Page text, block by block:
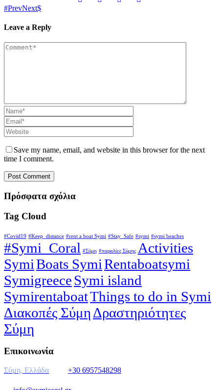
PrevNext
Leave a Reply
Save my name, email, and website in this browser for the next
time I comment.
Πρόσφατα σχόλια
Tag Cloud
#Covid19 #Keep_distance #rent a boat Symi #Stay_Safe #symi #symi beaches
#Symi_Coral #Σύμη #παραλίες Σύμης Activities
SymiBoats SymiRentaboatsymi
Symigreece Symi island
SymirentaboatThings to do in Symi
Διακοπές Σύμη Δραστηριότητες
Σύμη
Επικοινωνία
Σύμη, Ελλάδα +30 6957548298